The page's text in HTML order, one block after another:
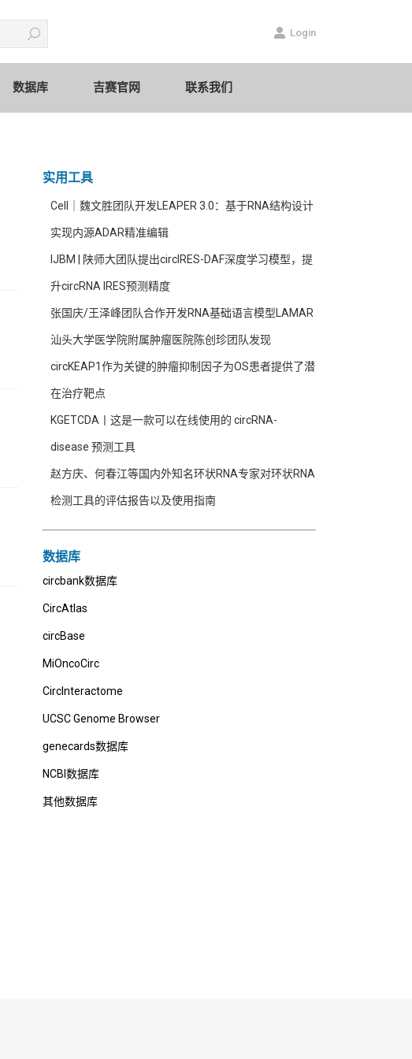
Login
数据库 吉赛官网 联系我们
实用工具
Cell｜魏文胜团队开发LEAPER 3.0：基于RNA结构设计
实现内源ADAR精准编辑
IJBM | 陕师大团队提出circIRES-DAF深度学习模型，提
升circRNA IRES预测精度
张国庆/王泽峰团队合作开发RNA基础语言模型LAMAR
汕头大学医学院附属肿瘤医院陈创珍团队发现
circKEAP1作为关键的肿瘤抑制因子为OS患者提供了潜
在治疗靶点
KGETCDA丨这是一款可以在线使用的 circRNA-
disease 预测工具
赵方庆、何春江等国内外知名环状RNA专家对环状RNA
检测工具的评估报告以及使用指南
数据库
circbank数据库
CircAtlas
circBase
MiOncoCirc
CircInteractome
UCSC Genome Browser
genecards数据库
NCBI数据库
其他数据库
研究论坛 联系我们